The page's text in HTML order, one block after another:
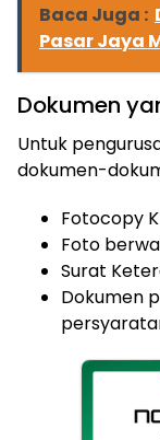
Baca Juga :
Pasar Jaya
Dokumen
Untuk
dokumen-
Fotocopy
Foto
Surat
Dokumen